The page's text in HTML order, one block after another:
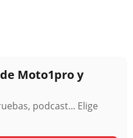
Moto1pro y
podcast... Elige